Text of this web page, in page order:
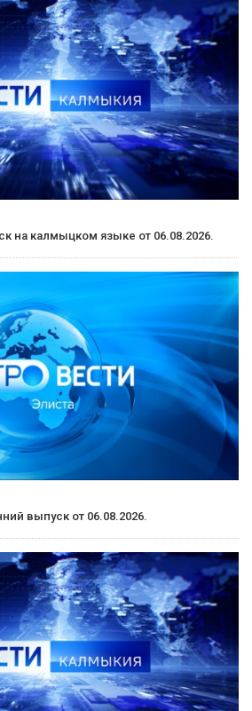
на калмыцком языке от 06.08.2026.
выпуск от 06.08.2026.